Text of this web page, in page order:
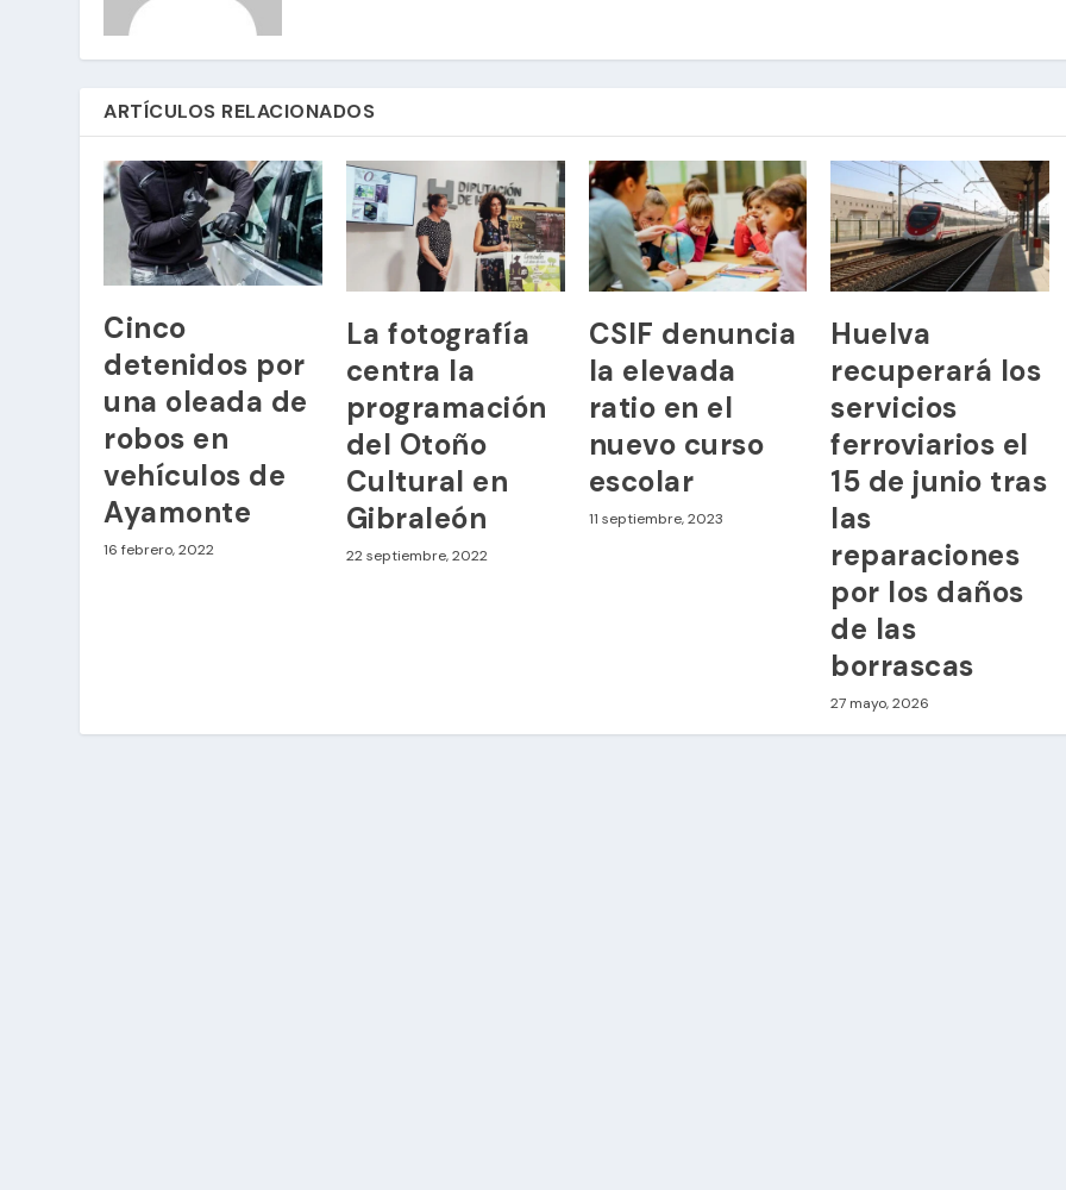
ARTÍCULOS RELACIONADOS
Cinco
detenidos por
una oleada de
robos en
vehículos de
Ayamonte
16 febrero, 2022
La fotografía
centra la
programación
del Otoño
Cultural en
Gibraleón
22 septiembre, 2022
CSIF denuncia
la elevada
ratio en el
nuevo curso
escolar
11 septiembre, 2023
Huelva
recuperará los
servicios
ferroviarios el
15 de junio tras
las
reparaciones
por los daños
de las
borrascas
27 mayo, 2026